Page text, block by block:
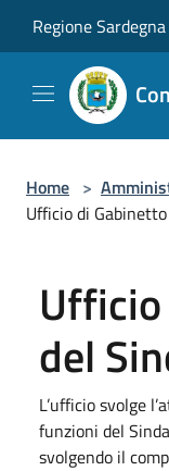
Regione Sardegna
Home >
Ufficio di
del
L’ufficio svolge
funzioni del
svolgendo il